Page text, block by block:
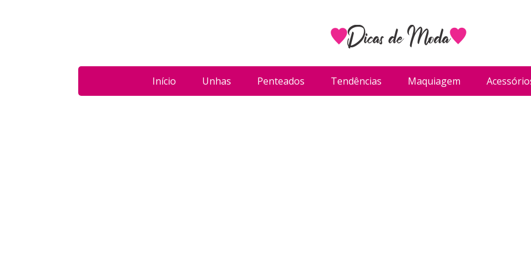
Início Unhas Penteados Tendências Maquiagem